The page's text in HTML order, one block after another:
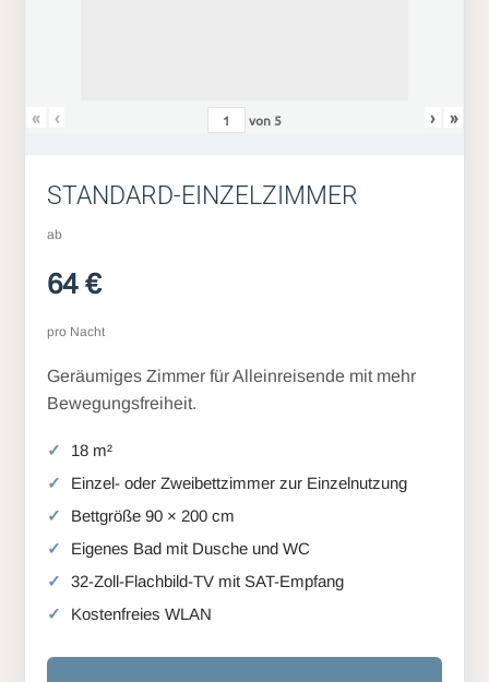
« ‹ von 5 › »
STANDARD-EINZELZIMMER
ab
64 €
pro Nacht
Geräumiges Zimmer für Alleinreisende mit mehr
Bewegungsfreiheit.
18 m²
Einzel- oder Zweibettzimmer zur Einzelnutzung
Bettgröße 90 × 200 cm
Eigenes Bad mit Dusche und WC
32-Zoll-Flachbild-TV mit SAT-Empfang
Kostenfreies WLAN